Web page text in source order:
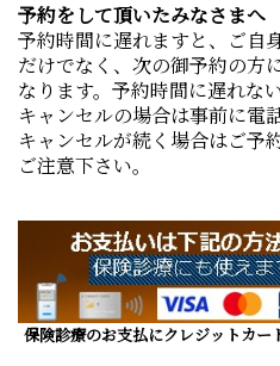
予約をして頂いたみなさまへ
予約時間に遅れますと、ご自
だけでなく、次の御予約の方
なります。予約時間に遅れな
キャンセルの場合は事前に電
キャンセルが続く場合はご予
ご注意下さい。
保険診療のお支払にクレジットカー